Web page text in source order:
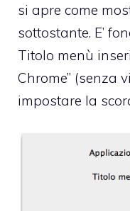
si apre come
sottostante. E’
Titolo menù
Chrome” (senza
impostare la